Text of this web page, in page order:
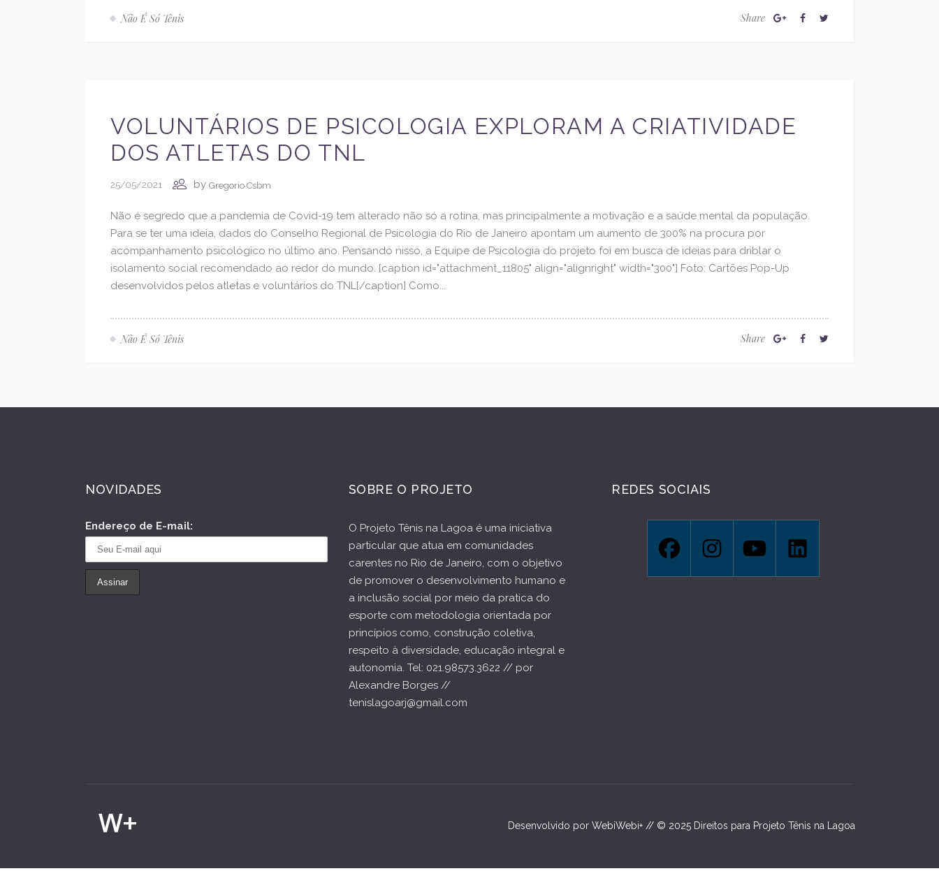
Não É Só Tênis Share
VOLUNTÁRIOS DE PSICOLOGIA EXPLORAM A CRIATIVIDADE
DOS ATLETAS DO TNL
25/05/2021 by Gregorio Csbm
Não é segredo que a pandemia de Covid-19 tem alterado não só a rotina, mas principalmente a motivação e a saúde mental da população.
Para se ter uma ideia, dados do Conselho Regional de Psicologia do Rio de Janeiro apontam um aumento de 300% na procura por
acompanhamento psicológico no último ano. Pensando nisso, a Equipe de Psicologia do projeto foi em busca de ideias para driblar o
isolamento social recomendado ao redor do mundo. [caption id="attachment_11805" align="alignright" width="300"] Foto: Cartões Pop-Up
desenvolvidos pelos atletas e voluntários do TNL[/caption] Como...
Não É Só Tênis Share
NOVIDADES
Endereço de E-mail:
SOBRE O PROJETO
O Projeto Tênis na Lagoa é uma iniciativa
particular que atua em comunidades
carentes no Rio de Janeiro, com o objetivo
de promover o desenvolvimento humano e
a inclusão social por meio da pratica do
esporte com metodologia orientada por
princípios como, construção coletiva,
respeito à diversidade, educação integral e
autonomia. Tel: 021.98573.3622 // por
Alexandre Borges //
tenislagoarj@gmail.com
REDES SOCIAIS
Desenvolvido por WebiWebi+ // © 2025 Direitos para Projeto Tênis na Lagoa